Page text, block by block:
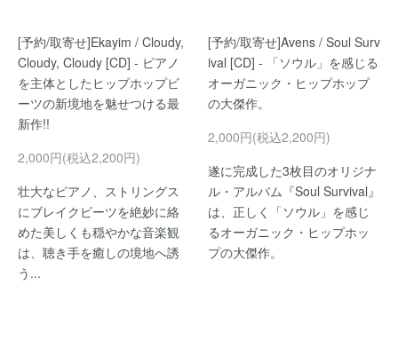
[予約/取寄せ]Ekayim / Cloudy,
Cloudy, Cloudy [CD] - ピアノ
を主体としたヒップホップビ
ーツの新境地を魅せつける最
新作!!
2,000円(税込2,200円)
壮大なピアノ、ストリングス
にブレイクビーツを絶妙に絡
めた美しくも穏やかな音楽観
は、聴き手を癒しの境地へ誘
う...
[予約/取寄せ]Avens / Soul Surv
ival [CD] - 「ソウル」を感じる
オーガニック・ヒップホップ
の大傑作。
2,000円(税込2,200円)
遂に完成した3枚目のオリジナ
ル・アルバム『Soul Survival』
は、正しく「ソウル」を感じ
るオーガニック・ヒップホッ
プの大傑作。